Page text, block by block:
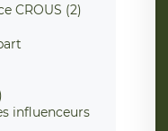
CROUS (2)
influenceurs